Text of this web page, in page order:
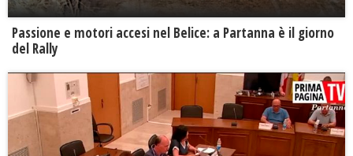
Passione e motori accesi nel Belice: a Partanna è il giorno
del Rally